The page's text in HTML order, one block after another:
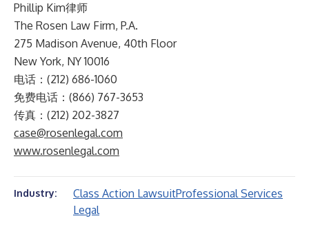
Phillip Kim律师
The Rosen Law Firm, P.A.
275 Madison Avenue, 40th Floor
New York, NY 10016
电话：(212) 686-1060
免费电话：(866) 767-3653
传真：(212) 202-3827
case@rosenlegal.com
www.rosenlegal.com
Industry: Class Action LawsuitProfessional Services
Legal